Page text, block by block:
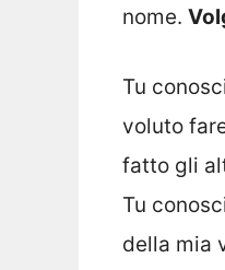
nome.
Tu
voluto
fatto gli
Tu
della mia